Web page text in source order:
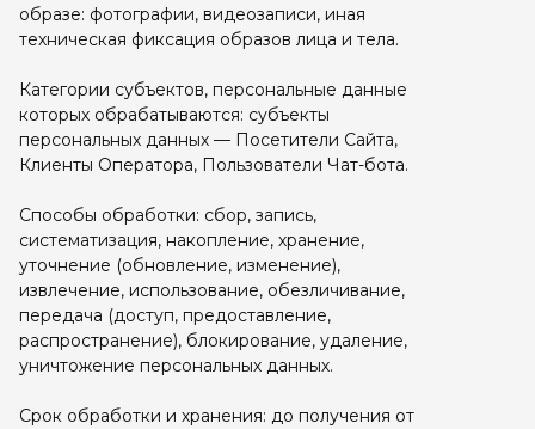
образе: фотографии, видеозаписи, иная
техническая фиксация образов лица и тела.
Категории субъектов, персональные данные
которых обрабатываются: субъекты
персональных данных — Посетители Сайта,
Клиенты Оператора, Пользователи Чат-бота.
Способы обработки: сбор, запись,
систематизация, накопление, хранение,
уточнение (обновление, изменение),
извлечение, использование, обезличивание,
передача (доступ, предоставление,
распространение), блокирование, удаление,
уничтожение персональных данных.
Срок обработки и хранения: до получения от